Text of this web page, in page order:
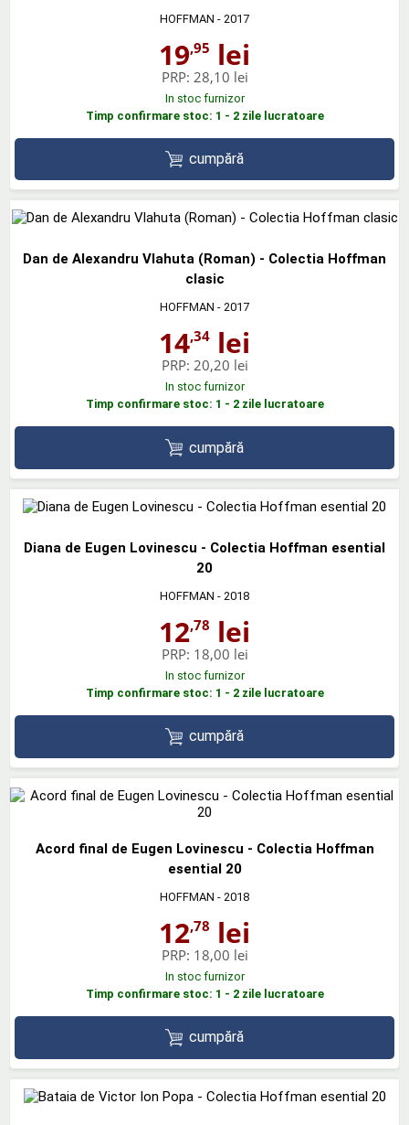
HOFFMAN - 2017
19,95 lei
PRP: 28,10 lei
In stoc furnizor
Timp confirmare stoc: 1 - 2 zile lucratoare
cumpără
Dan de Alexandru Vlahuta (Roman) - Colectia Hoffman
clasic
HOFFMAN - 2017
14,34 lei
PRP: 20,20 lei
In stoc furnizor
Timp confirmare stoc: 1 - 2 zile lucratoare
cumpără
Diana de Eugen Lovinescu - Colectia Hoffman esential
20
HOFFMAN - 2018
12,78 lei
PRP: 18,00 lei
In stoc furnizor
Timp confirmare stoc: 1 - 2 zile lucratoare
cumpără
Acord final de Eugen Lovinescu - Colectia Hoffman
esential 20
HOFFMAN - 2018
12,78 lei
PRP: 18,00 lei
In stoc furnizor
Timp confirmare stoc: 1 - 2 zile lucratoare
cumpără